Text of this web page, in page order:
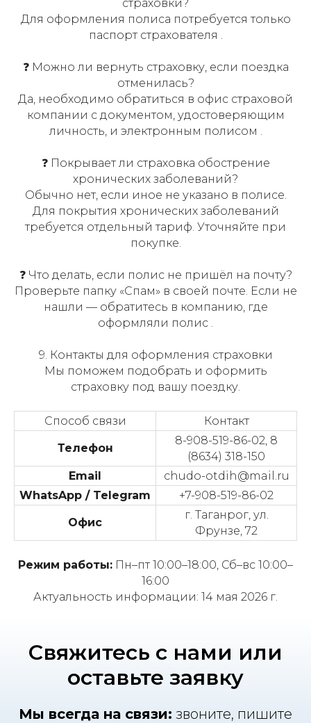
страховки?
Для оформления полиса потребуется только
паспорт страхователя .
❓ Можно ли вернуть страховку, если поездка
отменилась?
Да, необходимо обратиться в офис страховой
компании с документом, удостоверяющим
личность, и электронным полисом .
❓ Покрывает ли страховка обострение
хронических заболеваний?
Обычно нет, если иное не указано в полисе.
Для покрытия хронических заболеваний
требуется отдельный тариф. Уточняйте при
покупке.
❓ Что делать, если полис не пришёл на почту?
Проверьте папку «Спам» в своей почте. Если не
нашли — обратитесь в компанию, где
оформляли полис .
9. Контакты для оформления страховки
Мы поможем подобрать и оформить
страховку под вашу поездку.
Способ связи Контакт
Телефон
8-908-519-86-02, 8
(8634) 318-150
Email
chudo-otdih@mail.ru
WhatsApp / Telegram
+7-908-519-86-02
Офис
г. Таганрог, ул.
Фрунзе, 72
Режим работы: Пн–пт 10:00–18:00, Сб–вс 10:00–
16:00
Актуальность информации: 14 мая 2026 г.
Свяжитесь с нами или
оставьте заявку
Мы всегда на связи: звоните, пишите